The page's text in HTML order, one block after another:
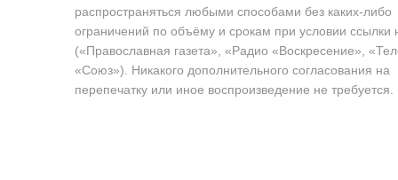
распространяться любыми способами без каких-либо
ограничений по объёму и срокам при условии ссылки
(«Православная газета», «Радио «Воскресение»,
«Союз»). Никакого дополнительного согласования на
перепечатку или иное воспроизведение не требуется.